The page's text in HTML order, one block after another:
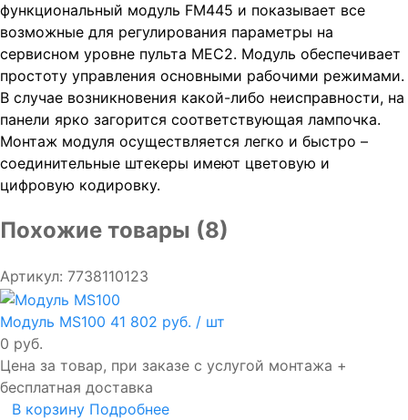
функциональный модуль FM445 и показывает все
возможные для регулирования параметры на
сервисном уровне пульта MEC2. Модуль обеспечивает
простоту управления основными рабочими режимами.
В случае возникновения какой-либо неисправности, на
панели ярко загорится соответствующая лампочка.
Монтаж модуля осуществляется легко и быстро –
соединительные штекеры имеют цветовую и
цифровую кодировку.
Похожие товары (8)
Артикул: 7738110123
Модуль MS100 41 802 руб. / шт
0 руб.
Цена за товар, при заказе с услугой монтажа +
бесплатная доставка
В корзину Подробнее